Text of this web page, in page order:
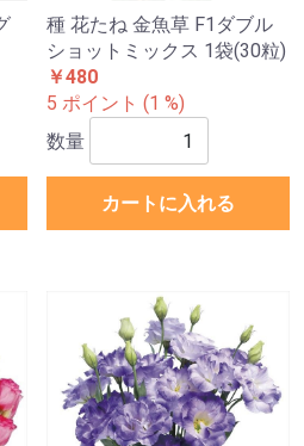
種 花たね 金魚草 F1ダブル
ショットミックス 1袋(30粒)
￥480
5 ポイント (1 %)
数量
カートに入れる